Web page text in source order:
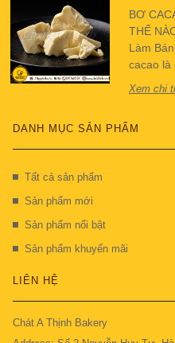
BƠ
THẾ
Làm
cacao là
Xem chi
DANH MỤC SẢN PHẨM
Tất cả sản phẩm
Sản phẩm mới
Sản phẩm nổi bật
Sản phẩm khuyến mãi
LIÊN HỆ
Chát A Thịnh Bakery